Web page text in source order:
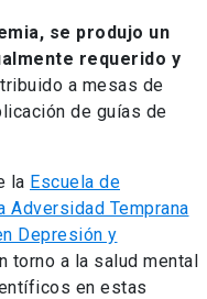
se produjo un
requerido y
a mesas de
de guías de
la Escuela de
Adversidad Temprana
Depresión y
torno a la salud mental
en estas